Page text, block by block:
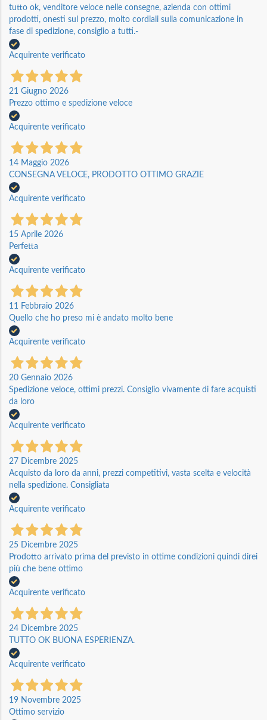
tutto ok, venditore veloce nelle consegne, azienda con ottimi
prodotti, onesti sul prezzo, molto cordiali sulla comunicazione in
fase di spedizione, consiglio a tutti.-
Acquirente verificato
21 Giugno 2026
Prezzo ottimo e spedizione veloce
Acquirente verificato
14 Maggio 2026
CONSEGNA VELOCE, PRODOTTO OTTIMO GRAZIE
Acquirente verificato
15 Aprile 2026
Perfetta
Acquirente verificato
11 Febbraio 2026
Quello che ho preso mi è andato molto bene
Acquirente verificato
20 Gennaio 2026
Spedizione veloce, ottimi prezzi. Consiglio vivamente di fare acquisti
da loro
Acquirente verificato
27 Dicembre 2025
Acquisto da loro da anni, prezzi competitivi, vasta scelta e velocità
nella spedizione. Consigliata
Acquirente verificato
25 Dicembre 2025
Prodotto arrivato prima del previsto in ottime condizioni quindi direi
più che bene ottimo
Acquirente verificato
24 Dicembre 2025
TUTTO OK BUONA ESPERIENZA.
Acquirente verificato
19 Novembre 2025
Ottimo servizio